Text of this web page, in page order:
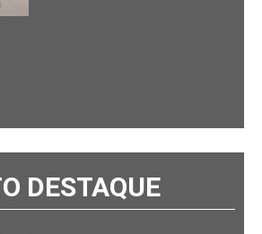
DESTAQUE